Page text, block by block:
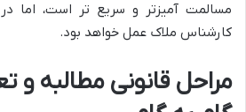
مسالمت آمیزتر و سریع تر است، اما
کارشناس ملاک عمل خواهد بود.
مراحل قانونی مطالبه و